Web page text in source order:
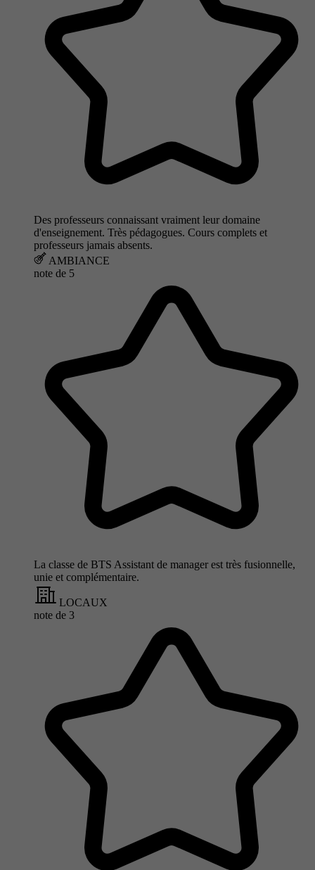
Des professeurs connaissant vraiment leur domaine
d'enseignement. Très pédagogues. Cours complets et
professeurs jamais absents.
AMBIANCE
note de 5
La classe de BTS Assistant de manager est très fusionnelle,
unie et complémentaire.
LOCAUX
note de 3